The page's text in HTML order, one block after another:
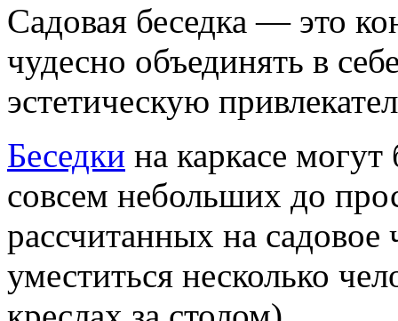
Садовая беседка — это
чудесно объединять в
эстетическую
Беседки на каркасе
совсем небольших до
рассчитанных на
уместиться несколько